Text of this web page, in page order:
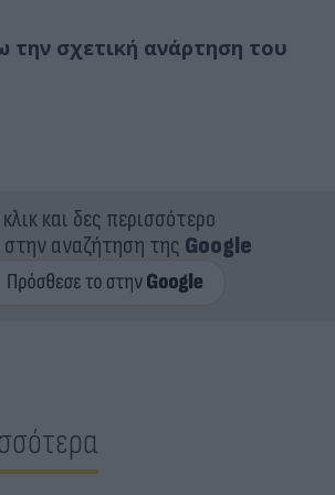
την σχετική ανάρτηση του
και δες περισσότερο
στην αναζήτηση της Google